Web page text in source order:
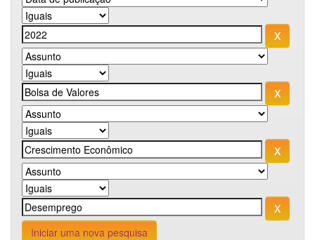
Iniciar uma nova pesquisa